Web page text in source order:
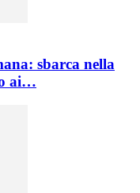
sbarca nella
ai…